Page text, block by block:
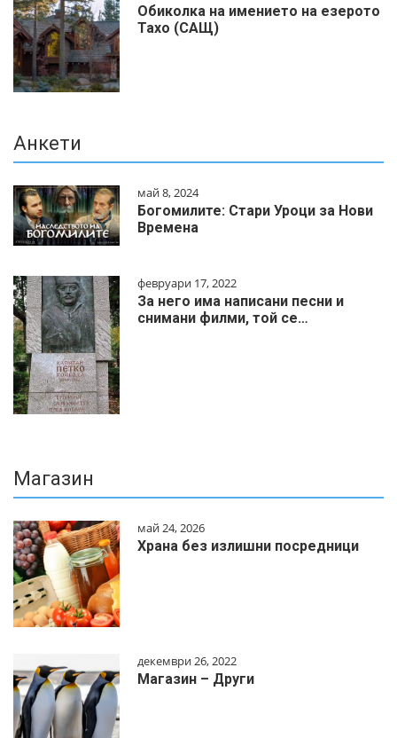
Обиколка на имението на езерото
Тахо (САЩ)
Анкети
май 8, 2024
Богомилите: Стари Уроци за Нови
Времена
февруари 17, 2022
За него има написани песни и
снимани филми, той се…
Магазин
май 24, 2026
Храна без излишни посредници
декември 26, 2022
Магазин – Други